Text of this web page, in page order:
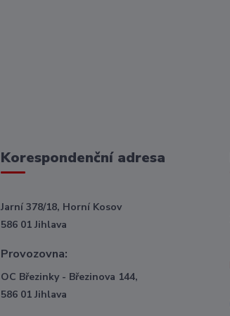
Korespondenční adresa
Jarní 378/18, Horní Kosov
586 01 Jihlava
Provozovna:
OC Březinky - Březinova 144,
586 01 Jihlava